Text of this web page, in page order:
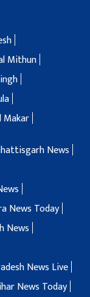
Mithun
Makar
News
News Today
News
News Live
News Today